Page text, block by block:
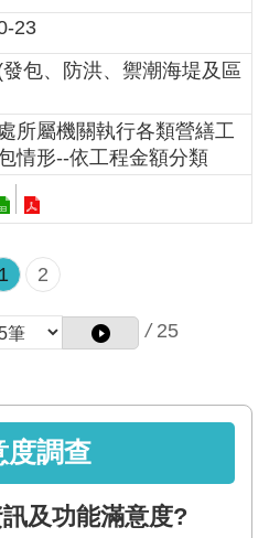
23
包、防洪、禦潮海堤及區
所屬機關執行各類營繕工
情形--依工程金額分類
1 2
/ 25
度調查
及功能滿意度?